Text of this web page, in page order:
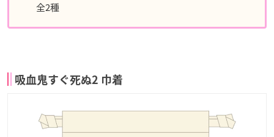
全2種
吸血鬼すぐ死ぬ2 巾着